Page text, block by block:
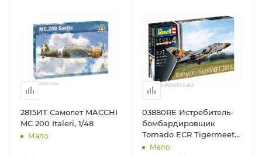
2815ИТ Самолет MACCHI
MC 200 Italeri, 1/48
Мало
03880RE Истребитель-
бомбардировщик
Tornado ECR Tigermeet
2018 Revell, 1/72
Мало